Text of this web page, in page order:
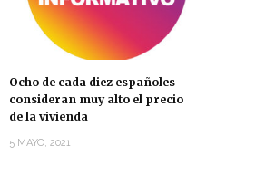
Ocho de cada diez españoles
consideran muy alto el precio
de la vivienda
5 MAYO, 2021